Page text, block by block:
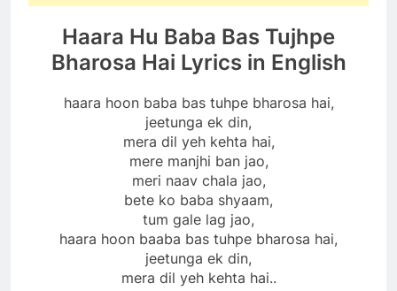
Haara Hu Baba Bas Tujhpe
Bharosa Hai Lyrics in English
haara hoon baba bas tuhpe bharosa hai,
jeetunga ek din,
mera dil yeh kehta hai,
mere manjhi ban jao,
meri naav chala jao,
bete ko baba shyaam,
tum gale lag jao,
haara hoon baaba bas tuhpe bharosa hai,
jeetunga ek din,
mera dil yeh kehta hai..